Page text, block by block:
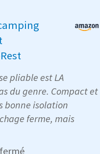
pliable est LA
du genre. Compact et
bonne isolation
ferme, mais